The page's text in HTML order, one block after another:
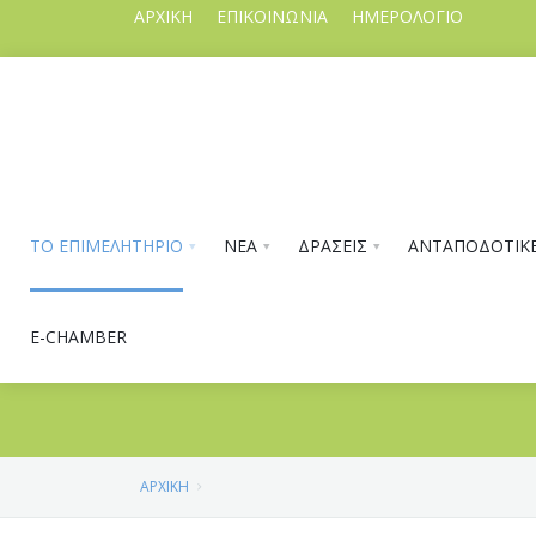
ΑΡΧΙΚΗ ΕΠΙΚΟΙΝΩΝΙΑ ΗΜΕΡΟΛΟΓΙΟ
ΤΟ ΕΠΙΜΕΛΗΤΗΡΙΟ ΝΕΑ ΔΡΑΣΕΙΣ
E-CHAMBER
ΑΡΧΙΚΗ